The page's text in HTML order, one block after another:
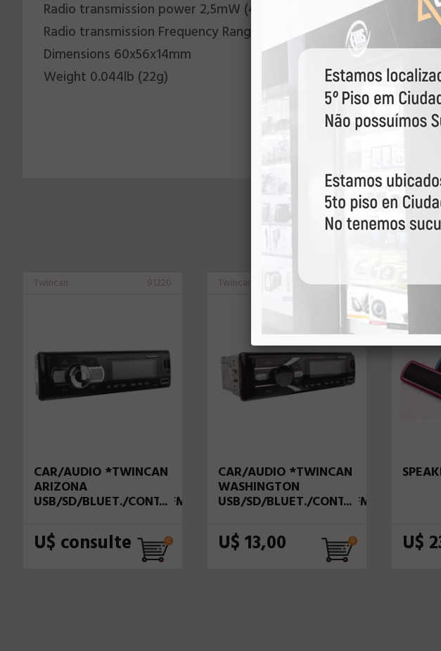
Radio transmission power 2,5mW (4dBm)
Radio transmission Frequency Range 2,4GHz (Bandes ISM)
Dimensions 60x56x14mm
Weight 0.044lb (22g)
Twincan 91220
CAR/AUDIO *TWINCAN
ARIZONA
USB/SD/BLUET./CONT./FM/2RCA
U$ consulte
Twincan 91190
CAR/AUDIO *TWINCAN
WASHINGTON
USB/SD/BLUET./CONT./FM/2RCA
U$ 13,00
Diversas
U$